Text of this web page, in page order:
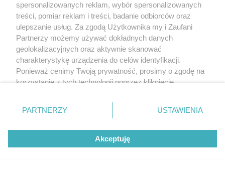
nowoczesna automatyka do bram
spersonalizowanych reklam, wybór spersonalizowanych
treści, pomiar reklam i treści, badanie odbiorców oraz
ulepszanie usług. Za zgodą Użytkownika my i Zaufani
Partnerzy możemy używać dokładnych danych
geolokalizacyjnych oraz aktywnie skanować
charakterystykę urządzenia do celów identyfikacji.
Ponieważ cenimy Twoją prywatność, prosimy o zgodę na
korzystanie z tych technologii poprzez kliknięcie
zmienić/wycofać klikając przycisk ustawień prywatności
znajdujący się w lewym dolnym rogu strony
rodzaje przetwarzania danych nie wymagają zgody
użytkownika, ale masz prawo sprzeciwić się takiemu
przetwarzaniu. Preferencje będą miały zastosowanie tylko
PARTNERZY USTAWIENIA
Akceptuję